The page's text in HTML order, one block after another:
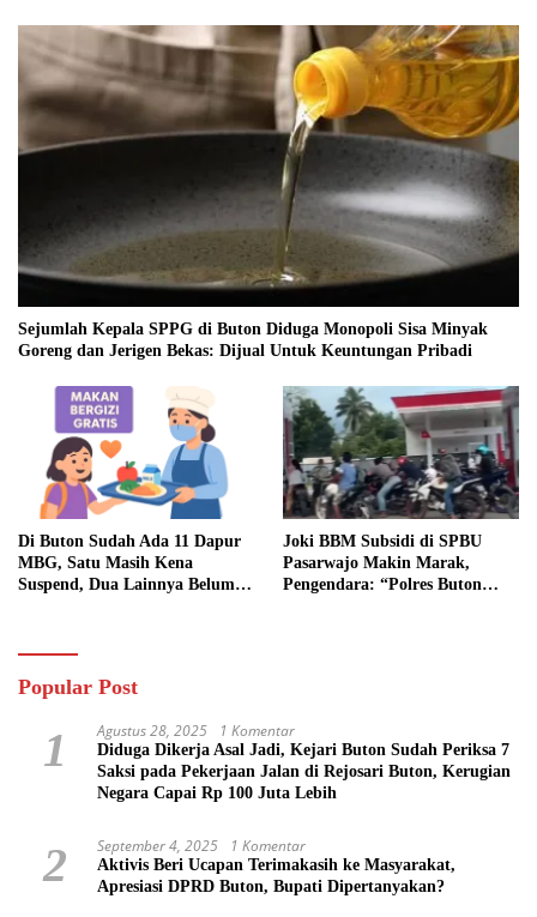
Sejumlah Kepala SPPG di Buton Diduga Monopoli Sisa Minyak
Goreng dan Jerigen Bekas: Dijual Untuk Keuntungan Pribadi
Di Buton Sudah Ada 11 Dapur
MBG, Satu Masih Kena
Suspend, Dua Lainnya Belum
Joki BBM Subsidi di SPBU
Pasarwajo Makin Marak,
Pengendara: “Polres Buton
Popular Post
1 Agustus 28, 2025 1 Komentar
Diduga Dikerja Asal Jadi, Kejari Buton Sudah Periksa 7
Saksi pada Pekerjaan Jalan di Rejosari Buton, Kerugian
Negara Capai Rp 100 Juta Lebih
2 September 4, 2025 1 Komentar
Aktivis Beri Ucapan Terimakasih ke Masyarakat,
Apresiasi DPRD Buton, Bupati Dipertanyakan?